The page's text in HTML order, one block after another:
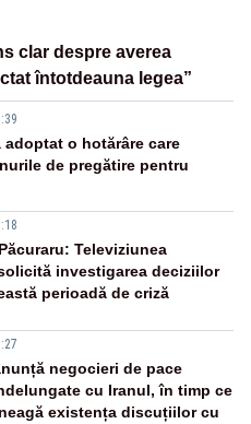
clar despre averea
întotdeauna legea”
adoptat o hotărâre care
de pregătire pentru
Televiziunea
investigarea deciziilor
perioadă de criză
negocieri de pace
cu Iranul, în timp ce
existența discuțiilor cu